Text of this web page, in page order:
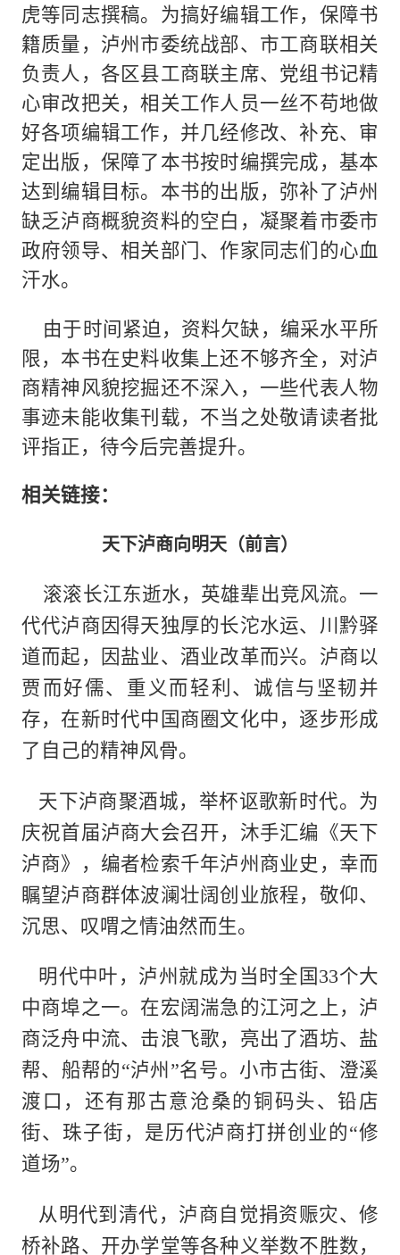
虎等同志撰稿。为搞好编辑工作，保障书
籍质量，泸州市委统战部、市工商联相关
负责人，各区县工商联主席、党组书记精
心审改把关，相关工作人员一丝不苟地做
好各项编辑工作，并几经修改、补充、审
定出版，保障了本书按时编撰完成，基本
达到编辑目标。本书的出版，弥补了泸州
缺乏泸商概貌资料的空白，凝聚着市委市
政府领导、相关部门、作家同志们的心血
汗水。
由于时间紧迫，资料欠缺，编采水平所
限，本书在史料收集上还不够齐全，对泸
商精神风貌挖掘还不深入，一些代表人物
事迹未能收集刊载，不当之处敬请读者批
评指正，待今后完善提升。
相关链接：
天下泸商向明天（前言）
滚滚长江东逝水，英雄辈出竞风流。一
代代泸商因得天独厚的长沱水运、川黔驿
道而起，因盐业、酒业改革而兴。泸商以
贾而好儒、重义而轻利、诚信与坚韧并
存，在新时代中国商圈文化中，逐步形成
了自己的精神风骨。
天下泸商聚酒城，举杯讴歌新时代。为
庆祝首届泸商大会召开，沐手汇编《天下
泸商》，编者检索千年泸州商业史，幸而
瞩望泸商群体波澜壮阔创业旅程，敬仰、
沉思、叹喟之情油然而生。
明代中叶，泸州就成为当时全国33个大
中商埠之一。在宏阔湍急的江河之上，泸
商泛舟中流、击浪飞歌，亮出了酒坊、盐
帮、船帮的“泸州”名号。小市古街、澄溪
渡口，还有那古意沧桑的铜码头、铅店
街、珠子街，是历代泸商打拼创业的“修
道场”。
从明代到清代，泸商自觉捐资赈灾、修
桥补路、开办学堂等各种义举数不胜数，